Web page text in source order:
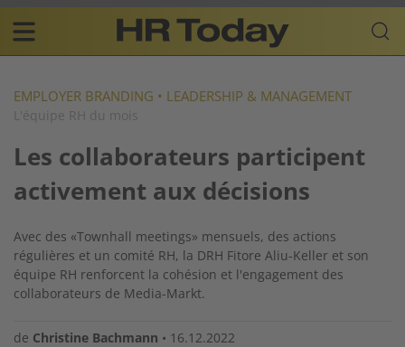
Skip
content
Plattform
für
Resources
navigation
FR
EMPLOYER BRANDING • LEADERSHIP & MANAGEMENT
L'équipe RH du mois
Les collaborateurs participent
activement aux décisions
Avec des «Townhall meetings» mensuels, des actions
régulières et un comité RH, la DRH Fitore Aliu-Keller et son
équipe RH renforcent la cohésion et l'engagement des
collaborateurs de Media-Markt.
de Christine Bachmann • 16.12.2022